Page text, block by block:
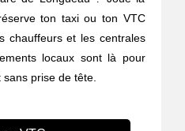
ton taxi ou ton VTC
chauffeurs et les centrales
locaux sont là pour
prise de tête.